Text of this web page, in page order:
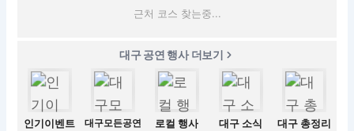
근처 코스 찾는중...
대구 공연 행사 더보기
인기이벤트 대구모든공연 로컬 행사 대구 소식 대구 총정리